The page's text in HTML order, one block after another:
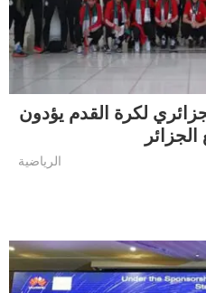
لكرة القدم يؤدون
الرياضية